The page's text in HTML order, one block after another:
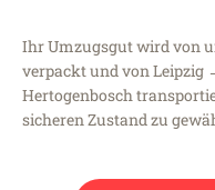
Ihr Umzugsgut wird von
verpackt und von Leipzig
Hertogenbosch
sicheren Zustand zu